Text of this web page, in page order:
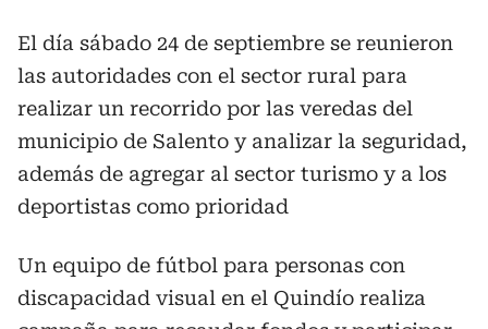
El día sábado 24 de septiembre se reunieron
las autoridades con el sector rural para
realizar un recorrido por las veredas del
municipio de Salento y analizar la seguridad,
además de agregar al sector turismo y a los
deportistas como prioridad
Un equipo de fútbol para personas con
discapacidad visual en el Quindío realiza